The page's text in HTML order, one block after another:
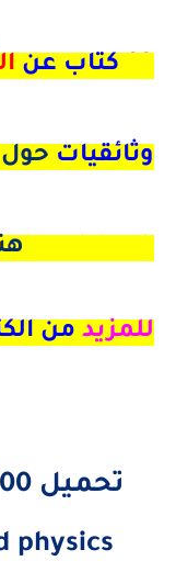
كتاب عن
وثائقيات حول
للمزيد من
physics